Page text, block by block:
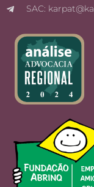
SAC: